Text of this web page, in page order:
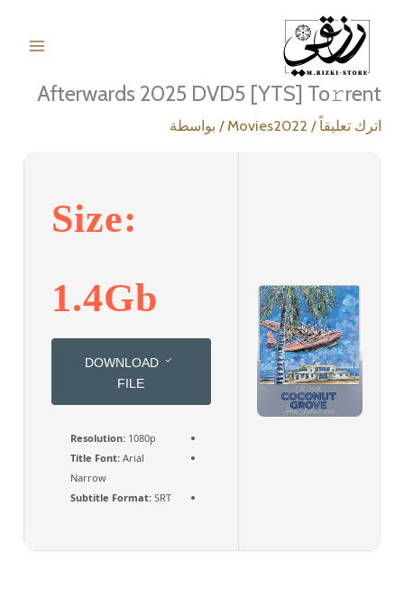
Afterwards 2025 DVD5 [YTS] To𝚛rent
اترك تعليقاً /
Movies2022/ بواسطة
Size:
1.4Gb
DOWNLOAD
FILE
Resolution:1080p
Title Font:Arial
Narrow
Subtitle Format:SRT